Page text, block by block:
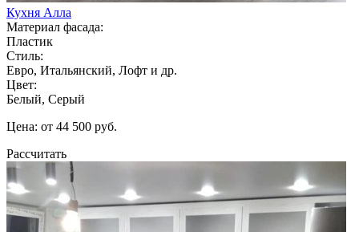
Кухня Алла
Материал фасада:
Пластик
Стиль:
Евро, Итальянский, Лофт и др.
Цвет:
Белый, Серый
Цена: от 44 500 руб.
Рассчитать